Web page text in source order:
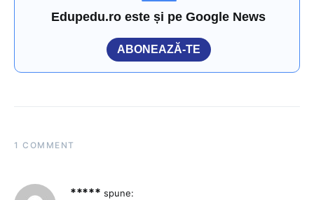
Edupedu.ro este și pe Google News
ABONEAZĂ-TE
1 COMMENT
***** spune: